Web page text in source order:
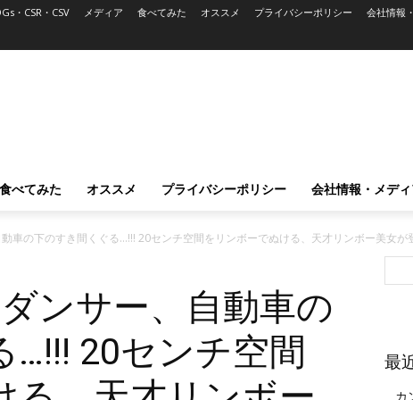
・CSR・CSV メディア 食べてみた オススメ プライバシーポリシー 会社情報
食べてみた オススメ プライバシーポリシー 会社情報・メデ
車の下のすき間くぐる…!!! 20センチ空間をリンボーでぬける、天才リンボー美女が
ンサー、自動車の
20センチ空間
最
カ